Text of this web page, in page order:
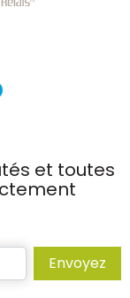
et toutes
Envoyez